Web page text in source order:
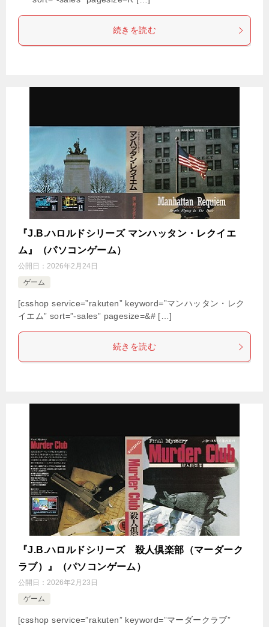
続きを読む
『J.B.ハロルドシリーズ マンハッタン・レクイエ
ム』（パソコンゲーム）
公開日： 2026年2月24日
ゲーム
[csshop service=”rakuten” keyword=”マンハッタン・レク
イエム” sort=”-sales” pagesize=&# […]
続きを読む
『J.B.ハロルドシリーズ 殺人倶楽部（マーダーク
ラブ）』（パソコンゲーム）
公開日： 2026年2月23日
ゲーム
[csshop service=”rakuten” keyword=”マーダークラブ”